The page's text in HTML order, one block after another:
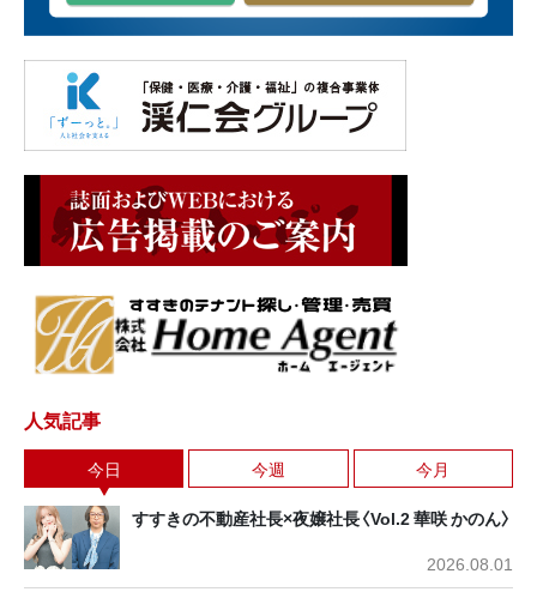
人気記事
今日 今週 今月
すすきの不動産社長×夜嬢社長〈Vol.2 華咲 かのん〉
2026.08.01